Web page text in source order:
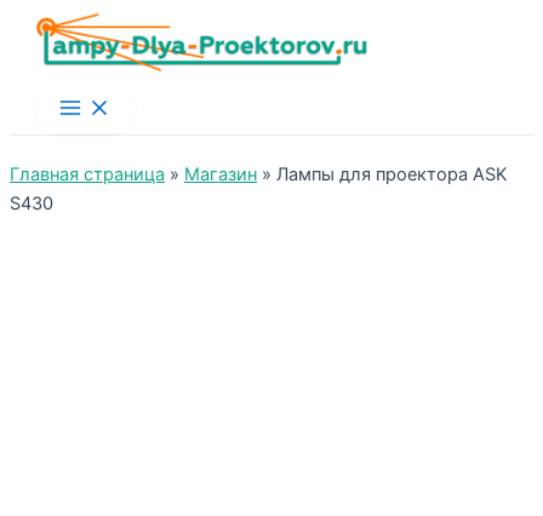
Main
Menu
Главная страница » Магазин » Лампы для проектора ASK
S430